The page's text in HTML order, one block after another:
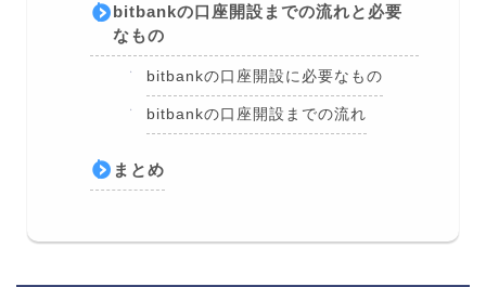
bitbankの口座開設までの流れと必要
なもの
bitbankの口座開設に必要なもの
bitbankの口座開設までの流れ
まとめ